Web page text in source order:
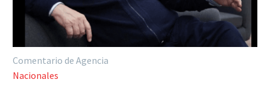
Comentario de Agencia
Nacionales